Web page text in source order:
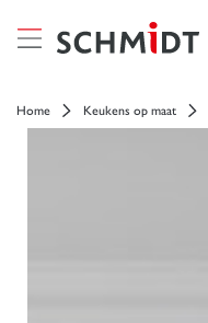
Home Keukens op maat